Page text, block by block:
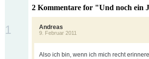
2 Kommentare for "Und noch ein
Andreas
9. Februar 2011
1
Also ich bin, wenn ich mich recht